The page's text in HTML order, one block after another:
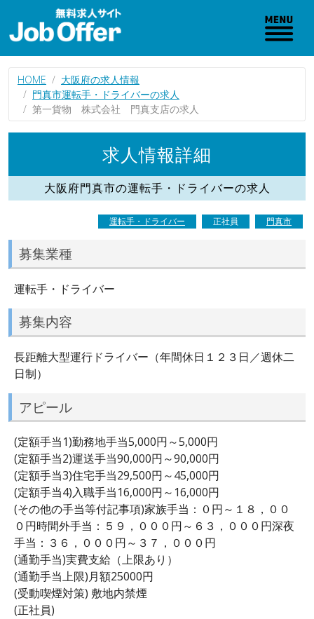
HOME
大阪府の求人情報
門真市運転手・ドライバーの求人
第一貨物 株式会社 門真支店の求人
求人情報詳細
大阪府門真市の運転手・ドライバーの求人
運転手・ドライバー 正社員 門真市
募集業種
運転手・ドライバー
募集内容
長距離大型運行ドライバー（年間休日１２３日／週休二
日制）
アピール
(定額手当1)勤務地手当5,000円～5,000円
(定額手当2)運送手当90,000円～90,000円
(定額手当3)住宅手当29,500円～45,000円
(定額手当4)入職手当16,000円～16,000円
(その他の手当等付記事項)家族手当：０円～１８，００
０円時間外手当：５９，０００円～６３，０００円深夜
手当：３６，０００円～３７，０００円
(通勤手当)実費支給（上限あり）
(通勤手当上限)月額25000円
(受動喫煙対策) 敷地内禁煙
(正社員)